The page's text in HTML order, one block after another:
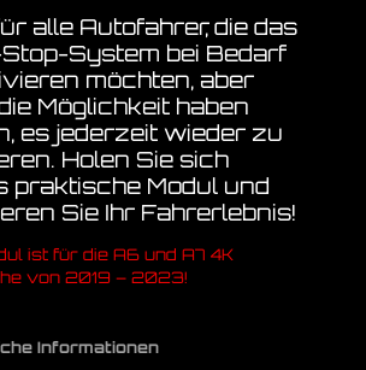
alle Autofahrer, die das
System bei Bedarf
möchten, aber
Möglichkeit haben
es jederzeit wieder zu
Holen Sie sich
praktische Modul und
Sie Ihr Fahrerlebnis!
ist für die A6 und A7 4K
von 2019 – 2023!
Informationen